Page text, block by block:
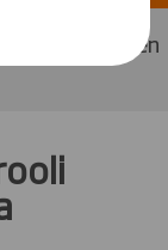
huomisen